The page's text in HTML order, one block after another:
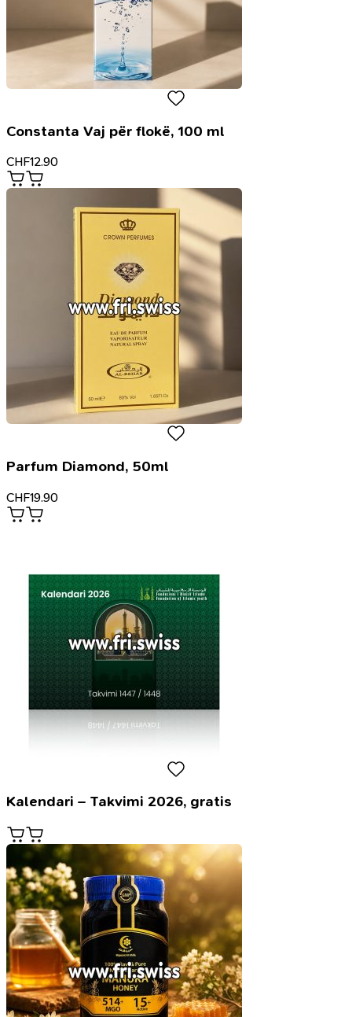
Constanta Vaj për flokë, 100 ml
CHF12.90
Parfum Diamond, 50ml
CHF19.90
Kalendari – Takvimi 2026, gratis